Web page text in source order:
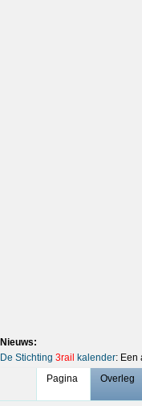
Nieuws:
De Stichting 3rail kalender: Een
Pagina
Overleg